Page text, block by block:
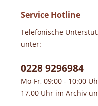
Service Hotline
Telefonische
unter:
0228 9296984
Mo-Fr, 09:00 - 10:00
17.00 Uhr im Archiv